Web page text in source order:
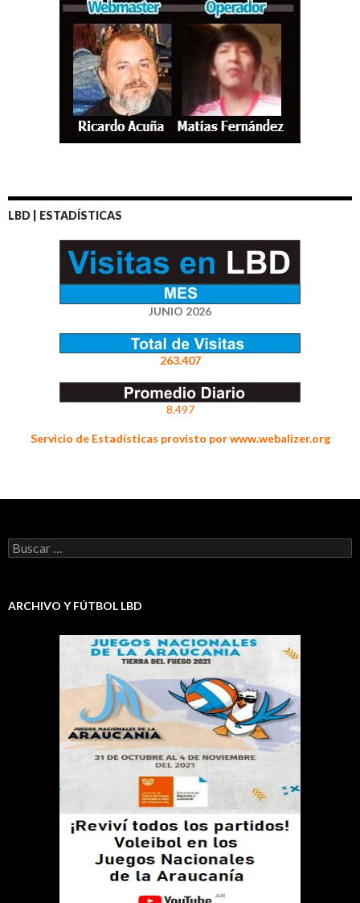
LBD | ESTADÍSTICAS
JUNIO 2026
263.407
8.497
Servicio de Estadísticas provisto por www.webalizer.org
Buscar:
ARCHIVO Y FÚTBOL LBD